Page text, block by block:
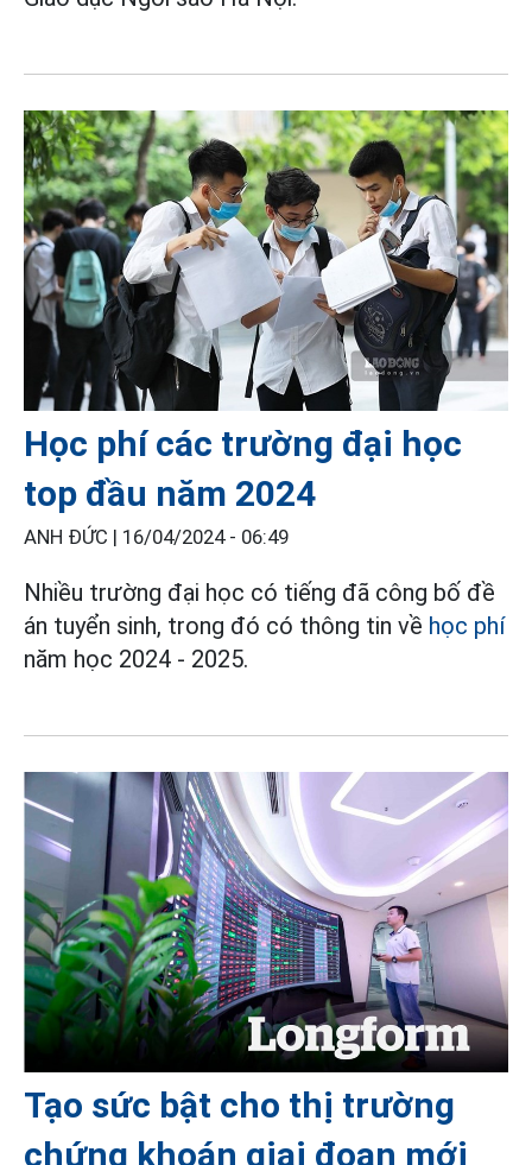
Học phí các trường đại học
top đầu năm 2024
ANH ĐỨC | 16/04/2024 - 06:49
Nhiều trường đại học có tiếng đã công bố đề
án tuyển sinh, trong đó có thông tin về học phí
năm học 2024 - 2025.
Tạo sức bật cho thị trường
chứng khoán giai đoạn mới